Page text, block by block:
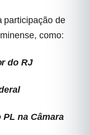
participação de
como:
do RJ
na Câmara